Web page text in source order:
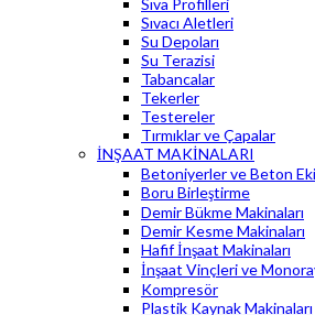
Sıvacı Aletleri
Su Depoları
Su Terazisi
Tabancalar
Tekerler
Testereler
Tırmıklar ve Çapalar
İNŞAAT MAKİNALARI
Betoniyerler ve Beton
Boru Birleştirme
Demir Bükme Makinaları
Demir Kesme Makinaları
Hafif İnşaat Makinaları
İnşaat Vinçleri ve
Kompresör
Plastik Kaynak Makinaları